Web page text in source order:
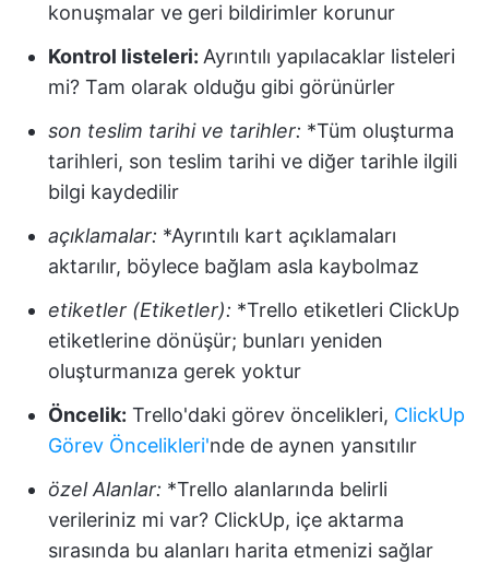
konuşmalar ve geri bildirimler korunur
Kontrol listeleri: Ayrıntılı yapılacaklar listeleri
mi? Tam olarak olduğu gibi görünürler
son teslim tarihi ve tarihler: *Tüm oluşturma
tarihleri, son teslim tarihi ve diğer tarihle ilgili
bilgi kaydedilir
açıklamalar: *Ayrıntılı kart açıklamaları
aktarılır, böylece bağlam asla kaybolmaz
etiketler (Etiketler): *Trello etiketleri ClickUp
etiketlerine dönüşür; bunları yeniden
oluşturmanıza gerek yoktur
Öncelik: Trello'daki görev öncelikleri, ClickUp
Görev Öncelikleri'nde de aynen yansıtılır
özel Alanlar: *Trello alanlarında belirli
verileriniz mi var? ClickUp, içe aktarma
sırasında bu alanları harita etmenizi sağlar